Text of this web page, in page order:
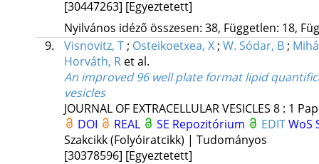
[30447263] [Egyeztetett]
Nyilvános idéző összesen: 38, Független: 18,
9.
Visnovitz, T ; Osteikoetxea, X ; W. Sódar, B ;
Horváth, R et al.
An improved 96 well plate format lipid
vesicles
JOURNAL OF EXTRACELLULAR VESICLES 8: 1
DOI
REAL SE Repozitórium EDITWoS
Szakcikk (Folyóiratcikk) | Tudományos
[30378596] [Egyeztetett]